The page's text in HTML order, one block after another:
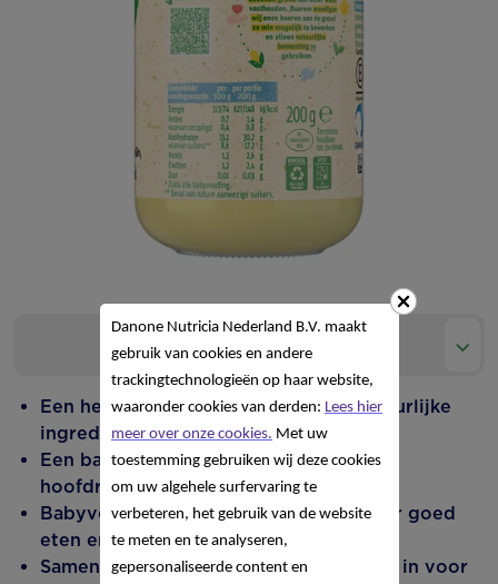
Product informatie
Een heerlijk fruithapje met pure & natuurlijke
ingrediënten.
Een babyhapje met één fruitsoort in de
hoofdrol en de juiste structuur.
Babyvoeding, gemaakt met passie voor goed
eten en zorg voor de planeet.
Samen met onze boeren zetten we ons in voor
Danone Nutricia Nederland B.V. maakt
gebruik van cookies en andere
trackingtechnologieën op haar website,
waaronder cookies van derden: Lees hier
meer over onze cookies. Met uw
toestemming gebruiken wij deze cookies
om uw algehele surfervaring te
verbeteren, het gebruik van de website
te meten en te analyseren,
gepersonaliseerde content en